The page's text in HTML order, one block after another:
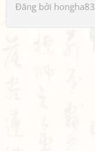
Đăng bởi hongha83